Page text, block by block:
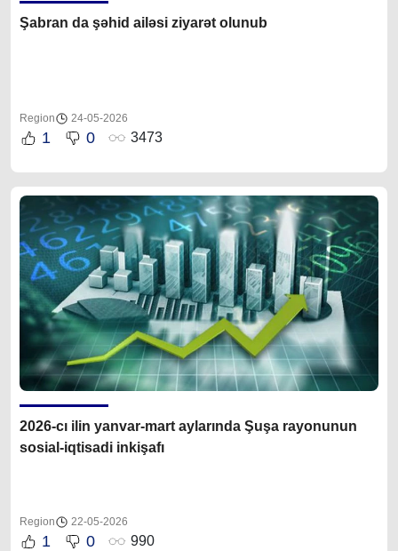
Şabran da şəhid ailəsi ziyarət olunub
Region 24-05-2026
1 0 3473
2026-cı ilin yanvar-mart aylarında Şuşa rayonunun
sosial-iqtisadi inkişafı
Region 22-05-2026
1 0 990